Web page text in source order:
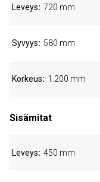
Leveys 720 mm
Syvyys 580 mm
Korkeus 1.200 mm
Sisämitat
Leveys 450 mm